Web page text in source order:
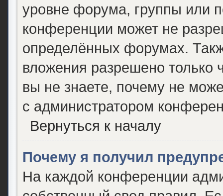
уровне форума, группы или
конференции может не
определённых форумах.
вложения разрешено только
вы не знаете, почему не
с администратором
Вернуться к началу
Почему я получил
На каждой конференции